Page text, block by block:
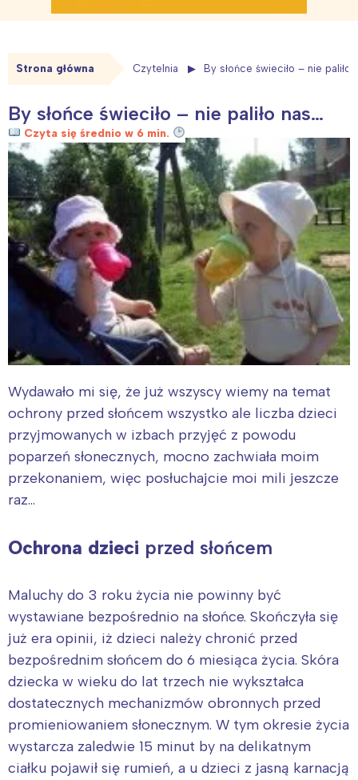
Strona główna Czytelnia By słońce świeciło – nie paliło
By słońce świeciło – nie paliło nas…
Czyta się średnio w 6 min.
Wydawało mi się, że już wszyscy wiemy na temat
ochrony przed słońcem wszystko ale liczba dzieci
przyjmowanych w izbach przyjęć z powodu
poparzeń słonecznych, mocno zachwiała moim
przekonaniem, więc posłuchajcie moi mili jeszcze
raz…
Ochrona dzieci przed słońcem
Maluchy do 3 roku życia nie powinny być
wystawiane bezpośrednio na słońce. Skończyła się
już era opinii, iż dzieci należy chronić przed
bezpośrednim słońcem do 6 miesiąca życia. Skóra
dziecka w wieku do lat trzech nie wykształca
dostatecznych mechanizmów obronnych przed
promieniowaniem słonecznym. W tym okresie życia
wystarcza zaledwie 15 minut by na delikatnym
ciałku pojawił się rumień, a u dzieci z jasną karnacją